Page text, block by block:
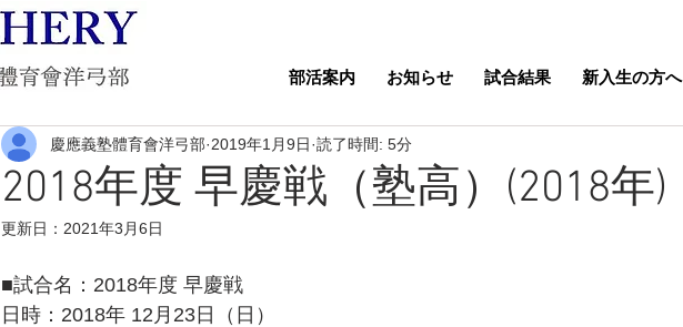
部活案内 お知らせ 試合結果 新入生の方へ
2018年度 早慶戦（塾高）(2018年)
慶應義塾體育會洋弓部 2019年1月9日 読了時間: 5分
更新日： 2021年3月6日
■試合名：2018年度 早慶戦
日時：2018年 12月23日（日）